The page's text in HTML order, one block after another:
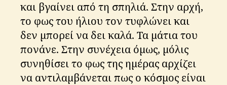
και βγαίνει από τη σπηλιά. Στην αρχή,
το φως του ήλιου τον τυφλώνει και
δεν μπορεί να δει καλά. Τα μάτια του
πονάνε. Στην συνέχεια όμως, μόλις
συνηθίσει το φως της ημέρας αρχίζει
να αντιλαμβάνεται πως ο κόσμος είναι